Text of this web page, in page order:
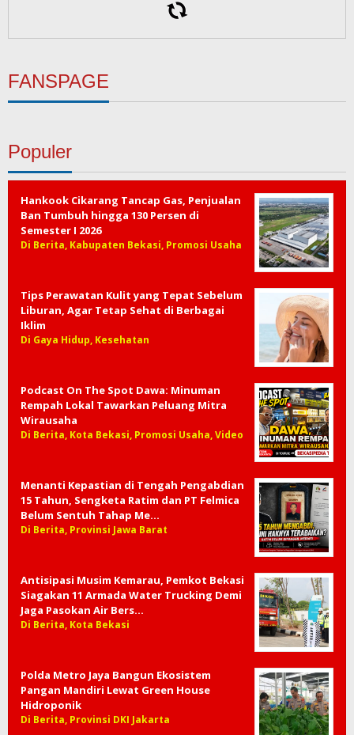
FANSPAGE
Populer
Hankook Cikarang Tancap Gas, Penjualan
Ban Tumbuh hingga 130 Persen di
Semester I 2026
Di Berita, Kabupaten Bekasi, Promosi Usaha
Tips Perawatan Kulit yang Tepat Sebelum
Liburan, Agar Tetap Sehat di Berbagai
Iklim
Di Gaya Hidup, Kesehatan
Podcast On The Spot Dawa: Minuman
Rempah Lokal Tawarkan Peluang Mitra
Wirausaha
Di Berita, Kota Bekasi, Promosi Usaha, Video
Menanti Kepastian di Tengah Pengabdian
15 Tahun, Sengketa Ratim dan PT Felmica
Belum Sentuh Tahap Me…
Di Berita, Provinsi Jawa Barat
Antisipasi Musim Kemarau, Pemkot Bekasi
Siagakan 11 Armada Water Trucking Demi
Jaga Pasokan Air Bers…
Di Berita, Kota Bekasi
Polda Metro Jaya Bangun Ekosistem
Pangan Mandiri Lewat Green House
Hidroponik
Di Berita, Provinsi DKI Jakarta